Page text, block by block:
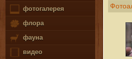
фотогалерея
флора
фауна
видео